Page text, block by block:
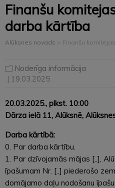
Finanšu
darba kārtība
Alūksnes novads > Finanšu
Noderīga informācija
| 19.03.2025
20.03.2025., plkst. 10:00
Dārza ielā 11, Alūksnē,
Darba kārtībā:
0. Par darba kārtību.
1. Par dzīvojamās mājas [..],
īpašumam Nr. [..] piederošo
domājamo daļu nodošanu